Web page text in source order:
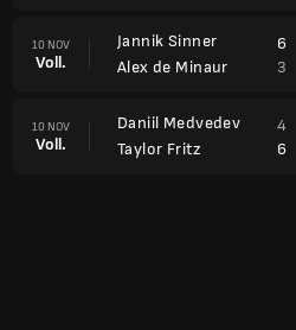
10 NOV
Voll.
Jannik Sinner
Alex de Minaur
6
3
10 NOV
Voll.
Daniil Medvedev
Taylor Fritz
4
6